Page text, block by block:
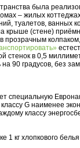
была
– жилых
туалетов, ванных
крыше (стене)
прозрачным
в 0,5
90 градусов, без
специальную
G наименее
классу
1 кг хлопкового